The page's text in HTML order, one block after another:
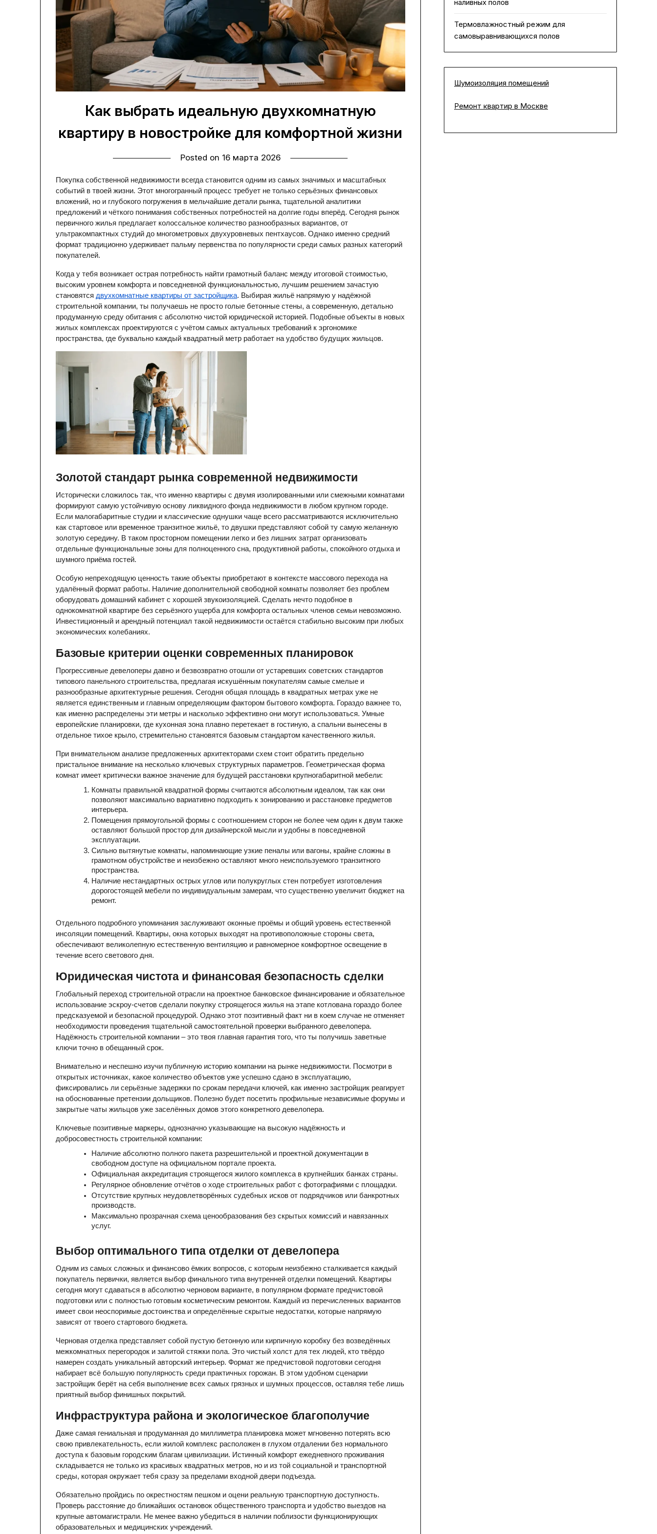
Как выбрать идеальную двухкомнатную
квартиру в новостройке для комфортной жизни
Posted on 16 марта 2026
Покупка собственной недвижимости всегда становится одним из самых значимых и масштабных
событий в твоей жизни. Этот многогранный процесс требует не только серьёзных финансовых
вложений, но и глубокого погружения в мельчайшие детали рынка, тщательной аналитики
предложений и чёткого понимания собственных потребностей на долгие годы вперёд. Сегодня рынок
первичного жилья предлагает колоссальное количество разнообразных вариантов, от
ультракомпактных студий до многометровых двухуровневых пентхаусов. Однако именно средний
формат традиционно удерживает пальму первенства по популярности среди самых разных категорий
покупателей.
Когда у тебя возникает острая потребность найти грамотный баланс между итоговой стоимостью,
высоким уровнем комфорта и повседневной функциональностью, лучшим решением зачастую
становятся двухкомнатные квартиры от застройщика. Выбирая жильё напрямую у надёжной
строительной компании, ты получаешь не просто голые бетонные стены, а современную, детально
продуманную среду обитания с абсолютно чистой юридической историей. Подобные объекты в новых
жилых комплексах проектируются с учётом самых актуальных требований к эргономике
пространства, где буквально каждый квадратный метр работает на удобство будущих жильцов.
Золотой стандарт рынка современной недвижимости
Исторически сложилось так, что именно квартиры с двумя изолированными или смежными комнатами
формируют самую устойчивую основу ликвидного фонда недвижимости в любом крупном городе.
Если малогабаритные студии и классические однушки чаще всего рассматриваются исключительно
как стартовое или временное транзитное жильё, то двушки представляют собой ту самую желанную
золотую середину. В таком просторном помещении легко и без лишних затрат организовать
отдельные функциональные зоны для полноценного сна, продуктивной работы, спокойного отдыха и
шумного приёма гостей.
Особую непреходящую ценность такие объекты приобретают в контексте массового перехода на
удалённый формат работы. Наличие дополнительной свободной комнаты позволяет без проблем
оборудовать домашний кабинет с хорошей звукоизоляцией. Сделать нечто подобное в
однокомнатной квартире без серьёзного ущерба для комфорта остальных членов семьи невозможно.
Инвестиционный и арендный потенциал такой недвижимости остаётся стабильно высоким при любых
экономических колебаниях.
Базовые критерии оценки современных планировок
Прогрессивные девелоперы давно и безвозвратно отошли от устаревших советских стандартов
типового панельного строительства, предлагая искушённым покупателям самые смелые и
разнообразные архитектурные решения. Сегодня общая площадь в квадратных метрах уже не
является единственным и главным определяющим фактором бытового комфорта. Гораздо важнее то,
как именно распределены эти метры и насколько эффективно они могут использоваться. Умные
европейские планировки, где кухонная зона плавно перетекает в гостиную, а спальни вынесены в
отдельное тихое крыло, стремительно становятся базовым стандартом качественного жилья.
При внимательном анализе предложенных архитекторами схем стоит обратить предельно
пристальное внимание на несколько ключевых структурных параметров. Геометрическая форма
комнат имеет критически важное значение для будущей расстановки крупногабаритной мебели:
Комнаты правильной квадратной формы считаются абсолютным идеалом, так как они
позволяют максимально вариативно подходить к зонированию и расстановке предметов
интерьера.
Помещения прямоугольной формы с соотношением сторон не более чем один к двум также
оставляют большой простор для дизайнерской мысли и удобны в повседневной
эксплуатации.
Сильно вытянутые комнаты, напоминающие узкие пеналы или вагоны, крайне сложны в
грамотном обустройстве и неизбежно оставляют много неиспользуемого транзитного
пространства.
Наличие нестандартных острых углов или полукруглых стен потребует изготовления
дорогостоящей мебели по индивидуальным замерам, что существенно увеличит бюджет на
ремонт.
Отдельного подробного упоминания заслуживают оконные проёмы и общий уровень естественной
инсоляции помещений. Квартиры, окна которых выходят на противоположные стороны света,
обеспечивают великолепную естественную вентиляцию и равномерное комфортное освещение в
течение всего светового дня.
Юридическая чистота и финансовая безопасность сделки
Глобальный переход строительной отрасли на проектное банковское финансирование и обязательное
использование эскроу-счетов сделали покупку строящегося жилья на этапе котлована гораздо более
предсказуемой и безопасной процедурой. Однако этот позитивный факт ни в коем случае не отменяет
необходимости проведения тщательной самостоятельной проверки выбранного девелопера.
Надёжность строительной компании – это твоя главная гарантия того, что ты получишь заветные
ключи точно в обещанный срок.
Внимательно и неспешно изучи публичную историю компании на рынке недвижимости. Посмотри в
открытых источниках, какое количество объектов уже успешно сдано в эксплуатацию,
фиксировались ли серьёзные задержки по срокам передачи ключей, как именно застройщик реагирует
на обоснованные претензии дольщиков. Полезно будет посетить профильные независимые форумы и
закрытые чаты жильцов уже заселённых домов этого конкретного девелопера.
Ключевые позитивные маркеры, однозначно указывающие на высокую надёжность и
добросовестность строительной компании:
Наличие абсолютно полного пакета разрешительной и проектной документации в
свободном доступе на официальном портале проекта.
Официальная аккредитация строящегося жилого комплекса в крупнейших банках страны.
Регулярное обновление отчётов о ходе строительных работ с фотографиями с площадки.
Отсутствие крупных неудовлетворённых судебных исков от подрядчиков или банкротных
производств.
Максимально прозрачная схема ценообразования без скрытых комиссий и навязанных
услуг.
Выбор оптимального типа отделки от девелопера
Одним из самых сложных и финансово ёмких вопросов, с которым неизбежно сталкивается каждый
покупатель первички, является выбор финального типа внутренней отделки помещений. Квартиры
сегодня могут сдаваться в абсолютно черновом варианте, в популярном формате предчистовой
подготовки или с полностью готовым косметическим ремонтом. Каждый из перечисленных вариантов
имеет свои неоспоримые достоинства и определённые скрытые недостатки, которые напрямую
зависят от твоего стартового бюджета.
Черновая отделка представляет собой пустую бетонную или кирпичную коробку без возведённых
межкомнатных перегородок и залитой стяжки пола. Это чистый холст для тех людей, кто твёрдо
намерен создать уникальный авторский интерьер. Формат же предчистовой подготовки сегодня
набирает всё большую популярность среди практичных горожан. В этом удобном сценарии
застройщик берёт на себя выполнение всех самых грязных и шумных процессов, оставляя тебе лишь
приятный выбор финишных покрытий.
Инфраструктура района и экологическое благополучие
Даже самая гениальная и продуманная до миллиметра планировка может мгновенно потерять всю
свою привлекательность, если жилой комплекс расположен в глухом отдалении без нормального
доступа к базовым городским благам цивилизации. Истинный комфорт ежедневного проживания
складывается не только из красивых квадратных метров, но и из той социальной и транспортной
среды, которая окружает тебя сразу за пределами входной двери подъезда.
Обязательно пройдись по окрестностям пешком и оцени реальную транспортную доступность.
Проверь расстояние до ближайших остановок общественного транспорта и удобство выездов на
крупные автомагистрали. Не менее важно убедиться в наличии поблизости функционирующих
образовательных и медицинских учреждений.
наливных полов
Термовлажностный режим для
самовыравнивающихся полов
Шумоизоляция помещений
Ремонт квартир в Москве